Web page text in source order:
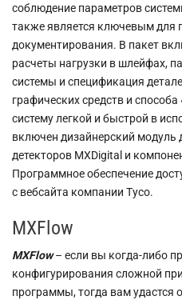
соблюдение параметров
также является ключевым для
документирования. В пакет
расчеты нагрузки в шлейфах,
системы и спецификация
графических средств и
систему легкой и быстрой в
включен дизайнерский модуль
детекторов МХDigital и
Программное обеспечение
с вебсайта компании Tyco.
MXFlow
MXFlow– если вы когда-либо
конфигурирования сложной
программы, тогда вам удастся